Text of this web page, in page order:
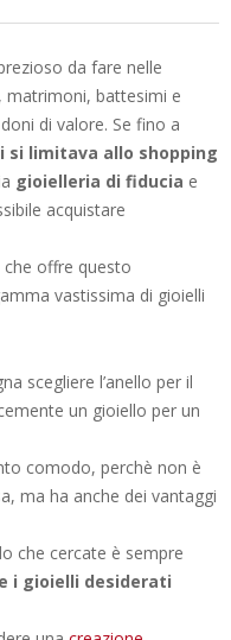
da fare nelle
matrimoni, battesimi e
di valore. Se fino a
si limitava allo shopping
gioielleria di fiducia e
acquistare
che offre questo
vastissima di gioielli
scegliere l’anello per il
un gioiello per un
comodo, perchè non è
ma ha anche dei vantaggi
che cercate è sempre
i gioielli desiderati